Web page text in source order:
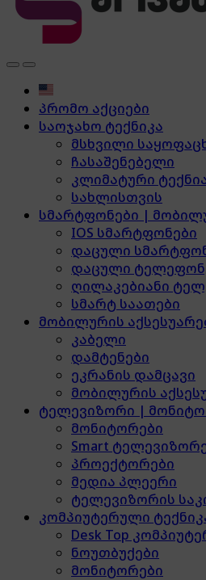
პრომო აქციები
საოჯახო ტექნიკა
მსხვილი
ჩასაშენებელი
კლიმატური
სახლისთვის
სმარტფონები |
IOS სმარტფონები
დაცული
დაცული
ღილაკებიანი
სმარტ საათები
მობილურის
კაბელი
დამტენები
ეკრანის დამცავი
მობილურის
ტელევიზორი |
მონიტორები
Smart
პროექტორები
მედია პლეერი
ტელევიზორის
კომპიუტერული
Desk Top
ნოუთბუქები
მონიტორები